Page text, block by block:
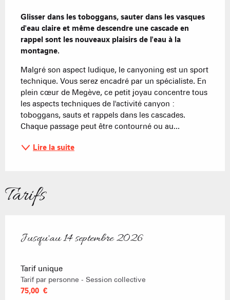
Glisser dans les toboggans, sauter dans les vasques
d'eau claire et même descendre une cascade en
rappel sont les nouveaux plaisirs de l'eau à la
montagne.
Malgré son aspect ludique, le canyoning est un sport
technique. Vous serez encadré par un spécialiste. En
plein cœur de Megève, ce petit joyau concentre tous
les aspects techniques de l'activité canyon :
toboggans, sauts et rappels dans les cascades.
Chaque passage peut être contourné ou au...
Lire la suite
Tarifs
Du14 juin 2026au14 septembre 2026
Jusqu'au14 septembre 2026
Tarif unique
Tarif par personne - Session collective
75,00 €